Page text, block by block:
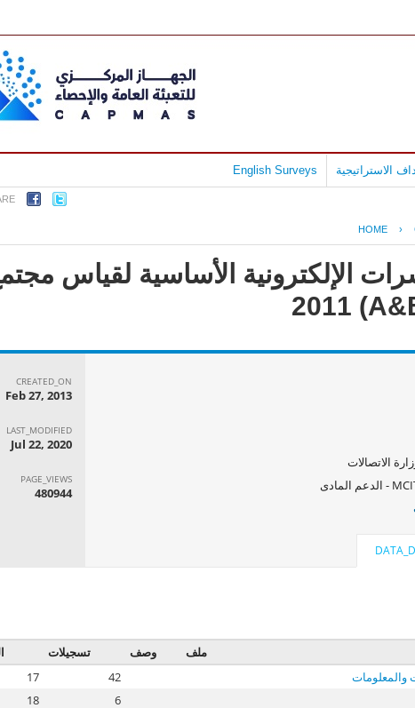
الاستراتيجية English Surveys
HOME ›
الإلكترونية الأساسية لقياس
الاتصالات
CREATED_ON
Feb 27, 2013
LAST_MODIFIED
Jul 22, 2020
PAGE_VIEWS
480944
ملف وصف تسجيلات
والمعلومات
42
17
6
18